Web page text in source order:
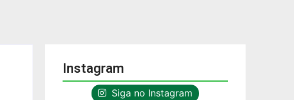
Instagram
Siga no Instagram